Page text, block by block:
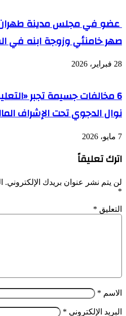
عضو في مجلس مدينة
صهر خامنئي وزوجة ابنه في
28 فبراير، 2026
6 مخالفات جسيمة تجبر
نوال الدجوي تحت الإشراف
7 مايو، 2026
اترك تعليقاً
لن يتم نشر عنوان بريدك الإلكتروني.
*
التعليق *
الاسم *
البريد الإلكتروني *